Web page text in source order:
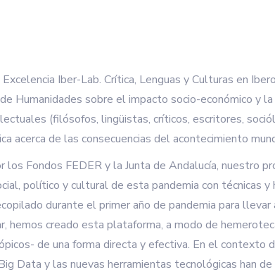
Iber-Lab. Crítica, Lenguas y Culturas en
Humanidades sobre el impacto socio-económico y
(filósofos, lingüistas, críticos, escritores,
acerca de las consecuencias del acontecimiento
los Fondos FEDER y la Junta de Andalucía, nuestro
político y cultural de esta pandemia con técnicas
durante el primer año de pandemia para
hemos creado esta plataforma, a modo de
de una forma directa y efectiva. En el contexto
Data y las nuevas herramientas tecnológicas han